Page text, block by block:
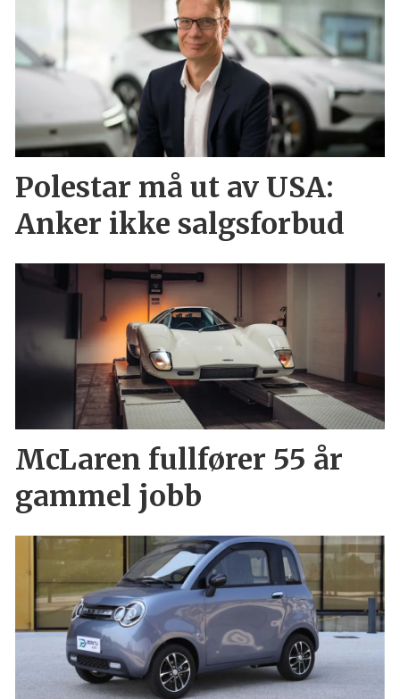
Polestar må ut av USA:
Anker ikke salgsforbud
McLaren fullfører 55 år
gammel jobb